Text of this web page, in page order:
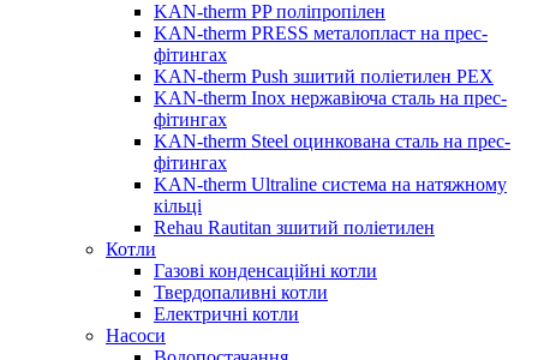
KAN-therm PP поліпропілен
KAN-therm PRESS металопласт на прес-
фітингах
KAN-therm Push зшитий поліетилен PEX
KAN-therm Inox нержавіюча сталь на прес-
фітингах
KAN-therm Steel оцинкована сталь на прес-
фітингах
KAN-therm Ultraline система на натяжному
кільці
Rehau Rautitan зшитий поліетилен
Котли
Газові конденсаційні котли
Твердопаливні котли
Електричні котли
Насоси